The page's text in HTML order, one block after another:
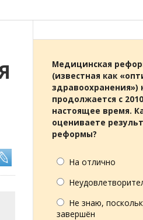
Медицинская
(известная как
здравоохранения»)
продолжается с
настоящее время.
оцениваете
реформы?
На отлично
Не знаю,
завершён